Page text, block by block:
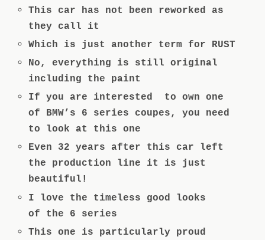
This car has not been reworked as
they call it
Which is just another term for RUST
No, everything is still original
including the paint
If you are interested to own one
of BMW’s 6 series coupes, you need
to look at this one
Even 32 years after this car left
the production line it is just
beautiful!
I love the timeless good looks
of the 6 series
This one is particularly proud